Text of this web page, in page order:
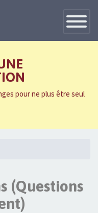
Toggle
pour ne plus être seul
(Questions